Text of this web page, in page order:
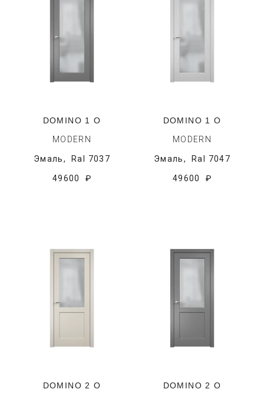
DOMINO 1 O
MODERN
Эмаль, Ral 7037
49600 ₽
DOMINO 1 O
MODERN
Эмаль, Ral 7047
49600 ₽
DOMINO 2 O
DOMINO 2 O